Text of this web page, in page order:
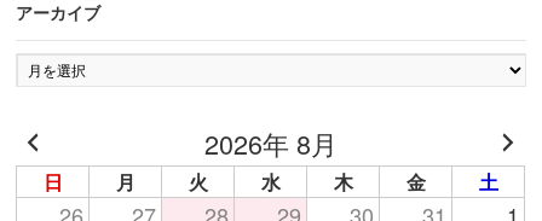
アーカイブ
ア
ー
イ
ブ
2026年 8月
日 月 火 水 木 金 土
26 27 28 29 30 31 1